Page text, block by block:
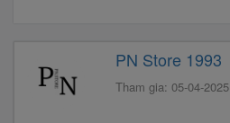
PN Store 1993
Tham gia: 05-04-2025